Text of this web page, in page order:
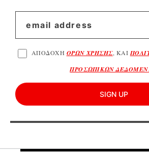
ΑΠΟΔΟΧΗ ΟΡΩΝ ΧΡΗΣΗΣ, ΚΑΙ
ΠΡΟΣΩΠΙΚΩΝ
SIGN UP